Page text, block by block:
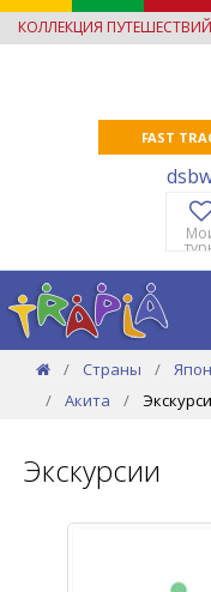
КОЛЛЕКЦИЯ ПУТЕШЕСТВИЙ
FAST
Страны
Акита
Экскурсии